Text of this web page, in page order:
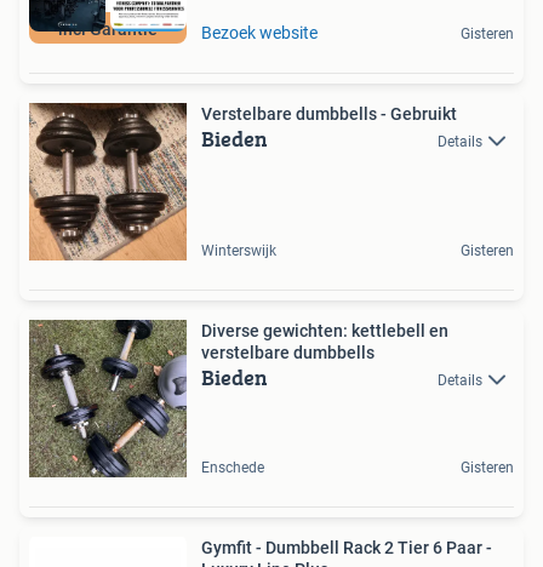
incl Garantie Bezoek website Gisteren
Verstelbare dumbbells - Gebruikt
Bieden Details
Winterswijk Gisteren
Diverse gewichten: kettlebell en
verstelbare dumbbells
Bieden Details
Enschede Gisteren
Gymfit - Dumbbell Rack 2 Tier 6 Paar -